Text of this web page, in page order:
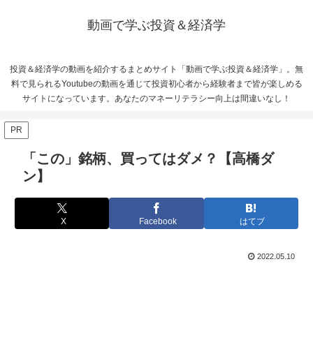
動画で学ぶ投資＆経済学
投資＆経済学の動画を紹介するまとめサイト「動画で学ぶ投資＆経済学」。無
料で見られるYoutubeの動画を通じて投資初心者から経験者まで皆が楽しめる
サイトになっています。あなたのマネーリテラシー向上は間違いなし！
PR
「この」銘柄、買ってはダメ？【高橋ダ
ン】
X Facebook はてブ
2022.05.10